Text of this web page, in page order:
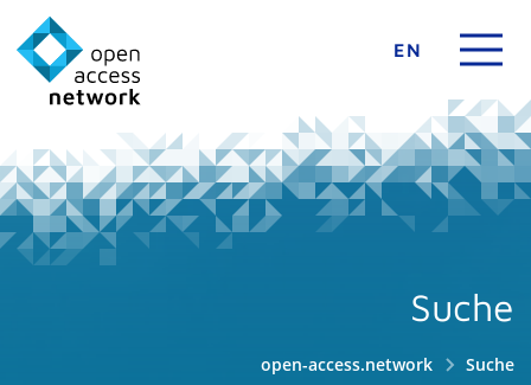
EN
Suche
open-access.network Suche